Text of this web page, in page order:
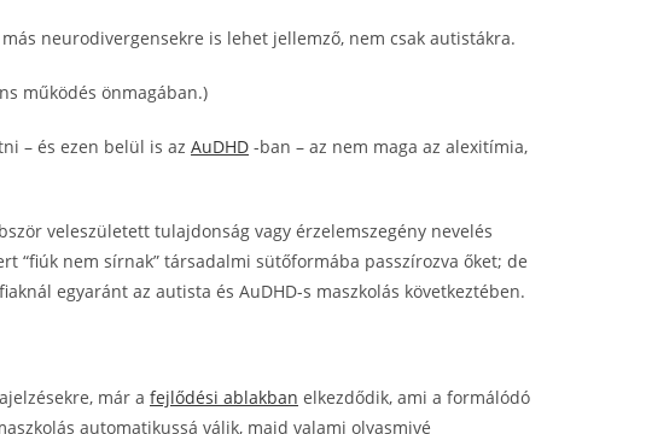
más neurodivergensekre is lehet jellemző, nem csak autistákra.
működés önmagában.)
– és ezen belül is az AuDHD -ban – az nem maga az alexitímia,
veleszületett tulajdonság vagy érzelemszegény nevelés
“fiúk nem sírnak” társadalmi sütőformába passzírozva őket; de
egyaránt az autista és AuDHD-s maszkolás következtében.
már a fejlődési ablakban elkezdődik, ami a formálódó
automatikussá válik, majd valami olyasmivé